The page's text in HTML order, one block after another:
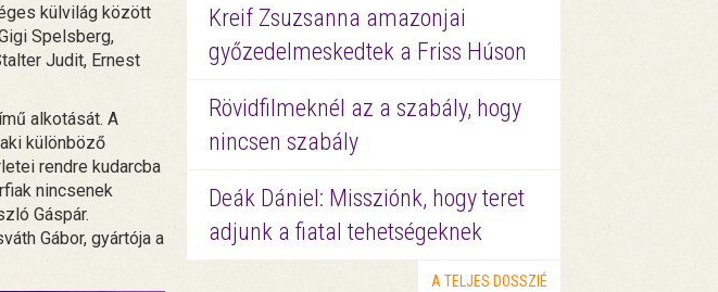
külvilág között
Spelsberg,
Judit, Ernest
alkotását. A
különböző
rendre kudarcba
nincsenek
Gáspár.
Gábor, gyártója a
Kreif Zsuzsanna amazonjai
győzedelmeskedtek a Friss Húson
Rövidfilmeknél az a szabály, hogy
nincsen szabály
Deák Dániel: Missziónk, hogy teret
adjunk a fiatal tehetségeknek
A TELJES DOSSZIÉ